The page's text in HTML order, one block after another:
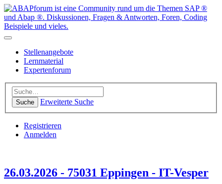
Stellenangebote
Lernmaterial
Expertenforum
Suche Erweiterte Suche
Registrieren
Anmelden
26.03.2026 - 75031 Eppingen - IT-Vesper